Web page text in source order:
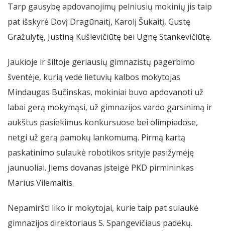
Tarp gausybę apdovanojimų pelniusių mokinių jis taip
pat išskyrė Dovį Dragūnaitį, Karolį Šukaitį, Gustę
Gražulytę, Justiną Kušlevičiūtę bei Ugnę Stankevičiūtę.
Jaukioje ir šiltoje geriausių gimnazistų pagerbimo
šventėje, kurią vedė lietuvių kalbos mokytojas
Mindaugas Bučinskas, mokiniai buvo apdovanoti už
labai gerą mokymąsi, už gimnazijos vardo garsinimą ir
aukštus pasiekimus konkursuose bei olimpiadose,
netgi už gerą pamokų lankomumą. Pirmą kartą
paskatinimo sulaukė robotikos srityje pasižymėję
jaunuoliai. Jiems dovanas įsteigė PKD pirmininkas
Marius Vilemaitis.
Nepamiršti liko ir mokytojai, kurie taip pat sulaukė
gimnazijos direktoriaus S. Spangevičiaus padėkų.